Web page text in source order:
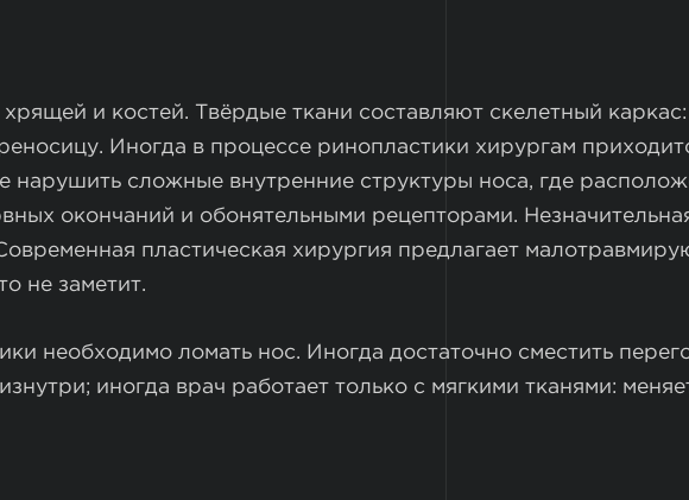
и костей. Твёрдые ткани составляют скелетный
Иногда в процессе ринопластики хирургам
нарушить сложные внутренние структуры носа, где
окончаний и обонятельными рецепторами.
пластическая хирургия предлагает
не заметит.
необходимо ломать нос. Иногда достаточно сместить
иногда врач работает только с мягкими тканями: